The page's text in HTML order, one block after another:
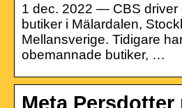
1 dec. 2022 — CBS driver
butiker i Mälardalen,
Mellansverige. Tidigare
obemannade butiker, …
Meta